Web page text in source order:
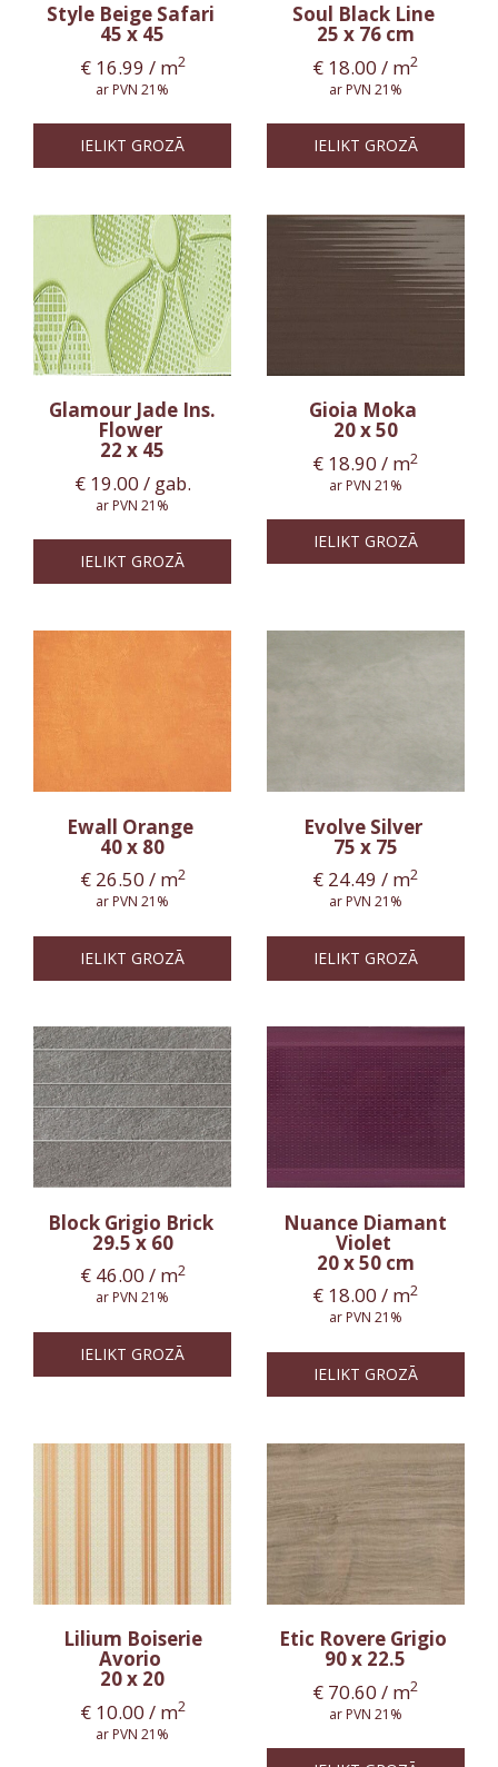
Style Beige Safari
45 x 45
€16.99 / m2
ar PVN 21%
IELIKT GROZĀ
Soul Black Line
25 x 76 cm
€ 18.00 / m2
ar PVN 21%
IELIKT GROZĀ
Glamour Jade Ins.
Flower
22 x 45
€19.00 / gab.
ar PVN 21%
IELIKT GROZĀ
Gioia Moka
20 x 50
€ 18.90 / m2
ar PVN 21%
IELIKT GROZĀ
Ewall Orange
40 x 80
€26.50 / m2
ar PVN 21%
IELIKT GROZĀ
Evolve Silver
75 x 75
€ 24.49 / m2
ar PVN 21%
IELIKT GROZĀ
Block Grigio Brick
29.5 x 60
€46.00 / m2
ar PVN 21%
IELIKT GROZĀ
Nuance Diamant
Violet
20 x 50 cm
€ 18.00 / m2
ar PVN 21%
IELIKT GROZĀ
Lilium Boiserie
Avorio
20 x 20
€10.00 / m2
ar PVN 21%
Etic Rovere Grigio
90 x 22.5
€ 70.60 / m2
ar PVN 21%